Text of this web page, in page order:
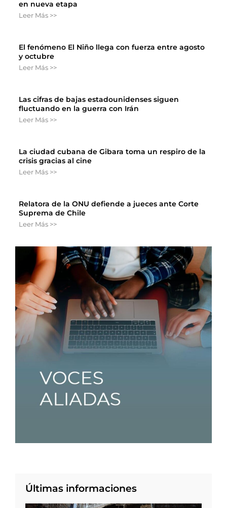
en nueva etapa
Leer Más >>
El fenómeno El Niño llega con fuerza entre agosto
y octubre
Leer Más >>
Las cifras de bajas estadounidenses siguen
fluctuando en la guerra con Irán
Leer Más >>
La ciudad cubana de Gibara toma un respiro de la
crisis gracias al cine
Leer Más >>
Relatora de la ONU defiende a jueces ante Corte
Suprema de Chile
Leer Más >>
Últimas informaciones